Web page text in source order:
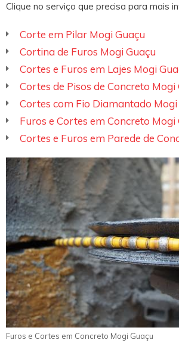
Clique no serviço que precisa para mais
Corte em Pilar Mogi Guaçu
Cortina de Furos Mogi Guaçu
Cortes e Furos em Lajes Mogi
Cortes de Pisos de Concreto Mogi
Cortes com Fio Diamantado Mogi
Furos e Cortes em Concreto Mogi
Cortes e Furos em Parede de
Furos e Cortes em Concreto Mogi Guaçu